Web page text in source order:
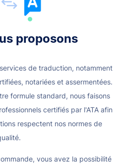
proposons
de traduction, notamment
notariées et assermentées.
formule standard, nous faisons
certifiés par l'ATA afin
respectent nos normes de
vous avez la possibilité